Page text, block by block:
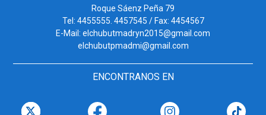
Roque Sáenz Peña 79
Tel: 4455555. 4457545 / Fax: 4454567
E-Mail: elchubutmadryn2015@gmail.com
elchubutpmadmi@gmail.com
ENCONTRANOS EN